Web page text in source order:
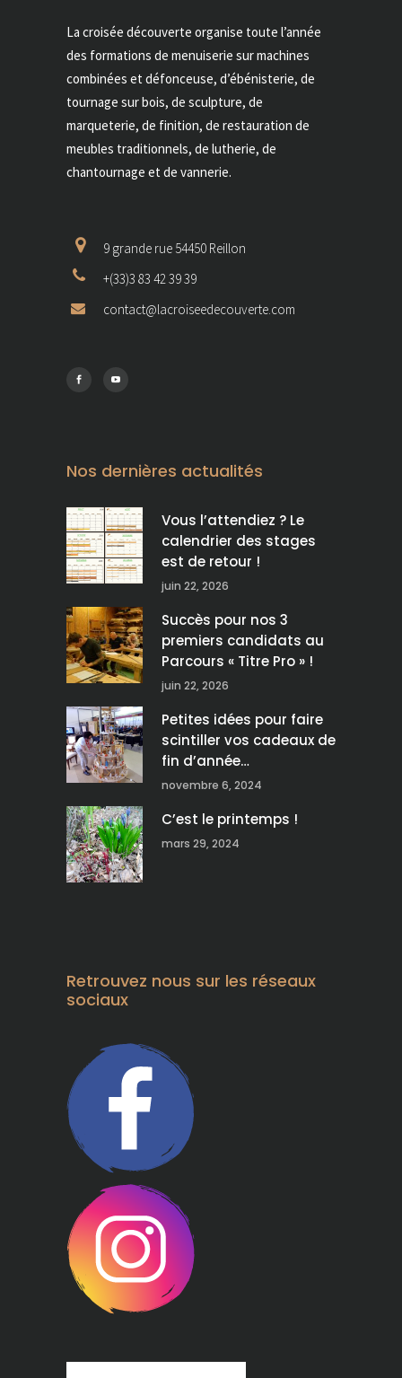
La croisée découverte organise toute l’année
des formations de menuiserie sur machines
combinées et défonceuse, d’ébénisterie, de
tournage sur bois, de sculpture, de
marqueterie, de finition, de restauration de
meubles traditionnels, de lutherie, de
chantournage et de vannerie.
9 grande rue 54450 Reillon
+(33)3 83 42 39 39
contact@lacroiseedecouverte.com
Nos dernières actualités
Vous l’attendiez ? Le
calendrier des stages
est de retour !
juin 22, 2026
Succès pour nos 3
premiers candidats au
Parcours « Titre Pro » !
juin 22, 2026
Petites idées pour faire
scintiller vos cadeaux de
fin d’année…
novembre 6, 2024
C’est le printemps !
mars 29, 2024
Retrouvez nous sur les réseaux
sociaux